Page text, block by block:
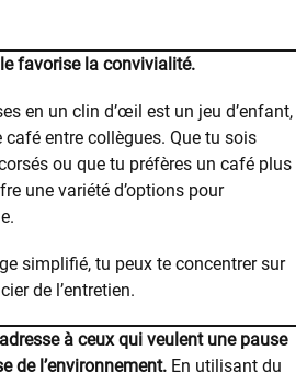
favorise la convivialité.
en un clin d’œil est un jeu d’enfant,
entre collègues. Que tu sois
ou que tu préfères un café plus
une variété d’options pour
simplifié, tu peux te concentrer sur
de l’entretien.
à ceux qui veulent une pause
de l’environnement. En utilisant du